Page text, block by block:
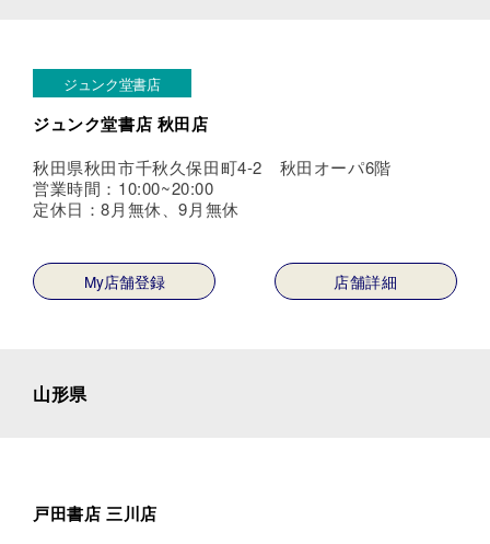
ジュンク堂書店
ジュンク堂書店 秋田店
秋田県秋田市千秋久保田町4-2 秋田オーパ6階
営業時間：10:00~20:00
定休日：8月無休、9月無休
My店舗登録 店舗詳細
山形県
戸田書店 三川店